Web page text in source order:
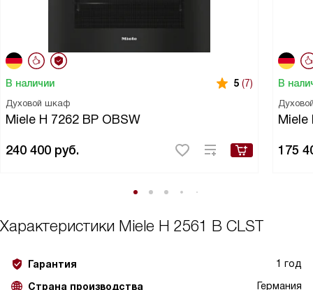
В наличии 5 (7)
Духовой шкаф
Miele H 7262 BP OBSW
240 400 руб.
В
Miele
175
Характеристики Miele H 2561 B CLST
Гарантия 1 год
Страна производства Германия